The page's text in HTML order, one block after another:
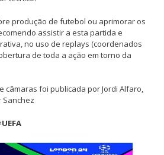
produção de futebol ou aprimorar os
assistir a esta partida e
no uso de replays (coordenados
de toda a ação em torno da
câmaras foi publicada por Jordi Alfaro,
Sanchez